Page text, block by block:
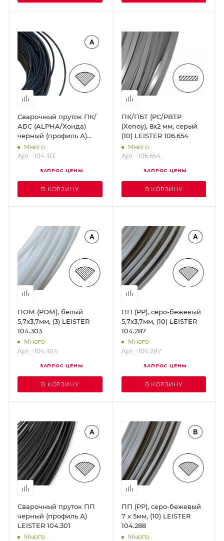
Сварочный пруток ПК/
АБС (ALPHA/Хонда)
черный (профиль А)
LEISTER 104.313
Много
Арт. : 104.313
ЗАПРОС ЦЕНЫ
В КОРЗИНУ
ПК/ПБТ (PC/PBTP
(Xenoy), 8х2 мм, серый
(10) LEISTER 106.654
Много
Арт. : 106.654
ЗАПРОС ЦЕНЫ
В КОРЗИНУ
ПОМ (РОМ), белый
5,7х3,7мм, (3) LEISTER
104.303
Много
Арт. : 104.303
ЗАПРОС ЦЕНЫ
В КОРЗИНУ
ПП (РР), серо-бежевый
5,7х3,7мм, (10) LEISTER
104.287
Много
Арт. : 104.287
ЗАПРОС ЦЕНЫ
В КОРЗИНУ
Сварочный пруток ПП
черный (профиль А)
LEISTER 104.301
Много
ПП (РР), серо-бежевый
7 х 5мм, (10) LEISTER
104.288
Много